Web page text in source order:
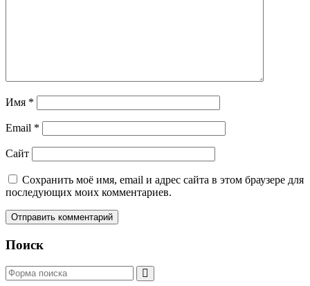
Имя *
Email *
Сайт
Сохранить моё имя, email и адрес сайта в этом браузере для
последующих моих комментариев.
Поиск